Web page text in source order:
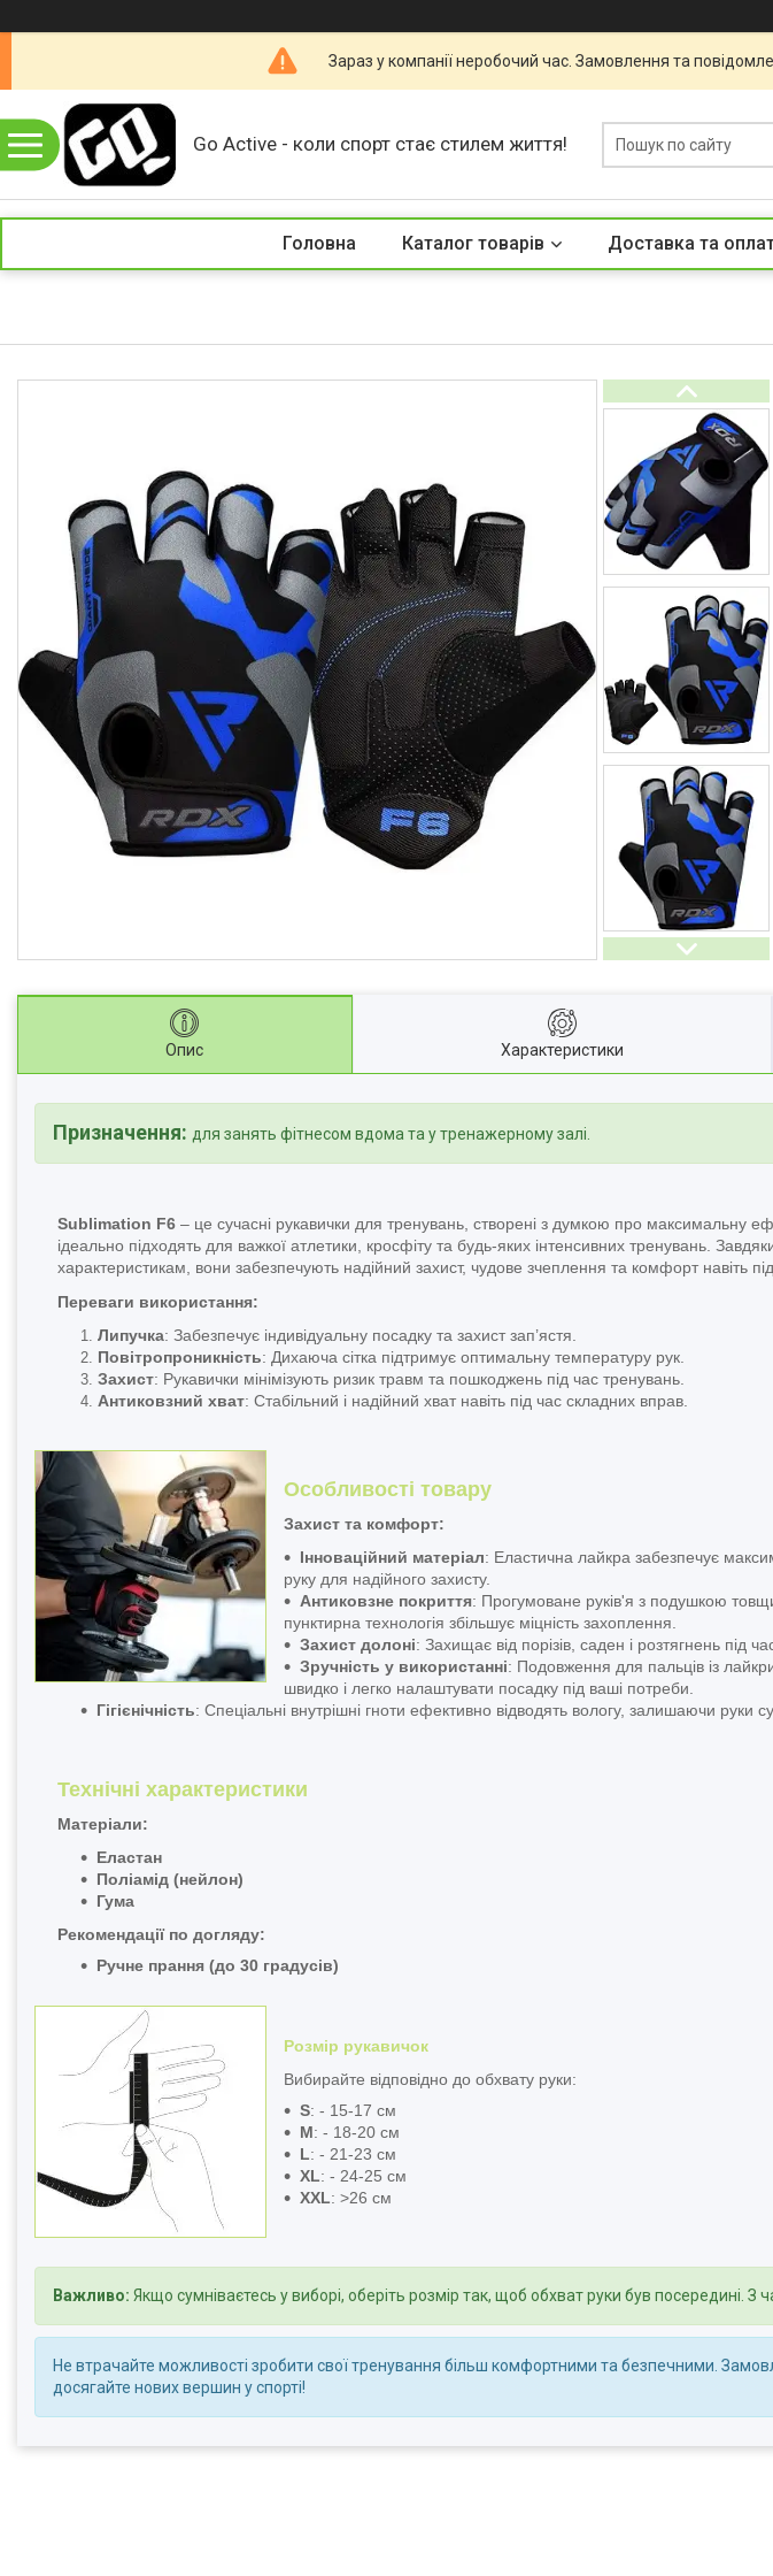
Зараз у компанії неробочий час. Замовлення та
Go Active - коли спорт стає стилем життя!
Головна Каталог товарів Доставка та
Опис Характеристики
Призначення: для занять фітнесом вдома та у тренажерному залі.
Sublimation F6 – це сучасні рукавички для тренувань, створені з думкою про максимальну
ідеально підходять для важкої атлетики, кросфіту та будь-яких інтенсивних тренувань.
характеристикам, вони забезпечують надійний захист, чудове зчеплення та комфорт навіть
Переваги використання:
Липучка: Забезпечує індивідуальну посадку та захист зап’ястя.
Повітропроникність: Дихаюча сітка підтримує оптимальну температуру рук.
Захист: Рукавички мінімізують ризик травм та пошкоджень під час тренувань.
Антиковзний хват: Стабільний і надійний хват навіть під час складних вправ.
Особливості товару
Захист та комфорт:
Інноваційний матеріал: Еластична лайкра забезпечує
руку для надійного захисту.
Антиковзне покриття: Прогумоване руків'я з подушкою
пунктирна технологія збільшує міцність захоплення.
Захист долоні: Захищає від порізів, саден і розтягнень під
Зручність у використанні: Подовження для пальців із
швидко і легко налаштувати посадку під ваші потреби.
Гігієнічність: Спеціальні внутрішні гноти ефективно відводять вологу, залишаючи руки
Технічні характеристики
Матеріали:
Еластан
Поліамід (нейлон)
Гума
Рекомендації по догляду:
Ручне прання (до 30 градусів)
Розмір рукавичок
Вибирайте відповідно до обхвату руки:
S: - 15-17 см
M: - 18-20 см
L: - 21-23 см
XL: - 24-25 см
XXL: >26 см
Важливо: Якщо сумніваєтесь у виборі, оберіть розмір так, щоб обхват руки був посередині.
Не втрачайте можливості зробити свої тренування більш комфортними та безпечними.
досягайте нових вершин у спорті!